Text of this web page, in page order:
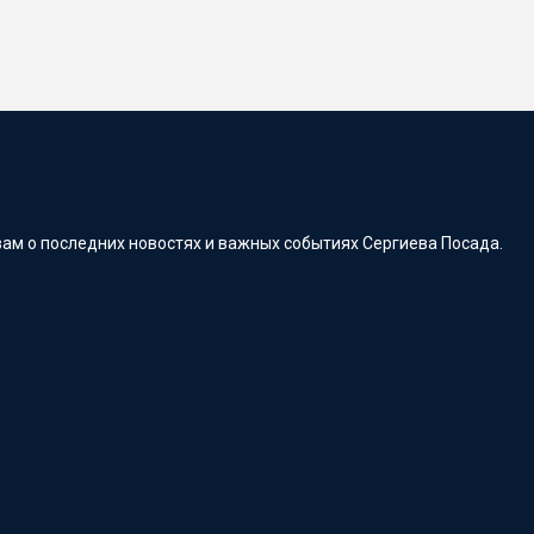
о последних новостях и важных событиях Сергиева Посада.